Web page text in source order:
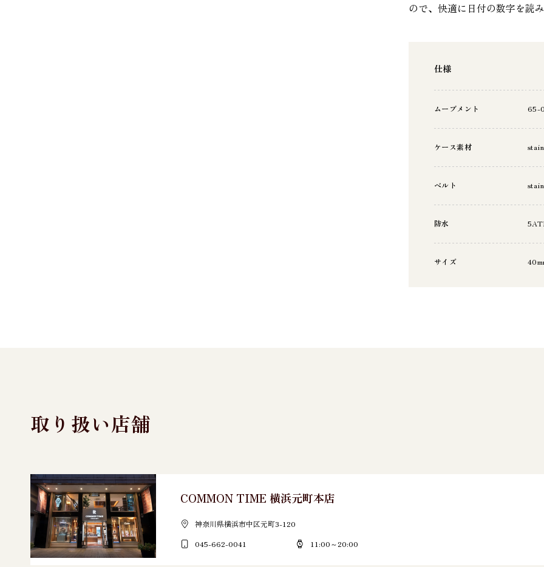
ので、快適に日付の数字を読
仕様
ムーブメント 65-
ケース素材
ベルト
防水
サイズ
取り扱い店舗
COMMON TIME 横浜元町本店
神奈川県横浜市中区元町3-120
045-662-0041
11:00～20:00